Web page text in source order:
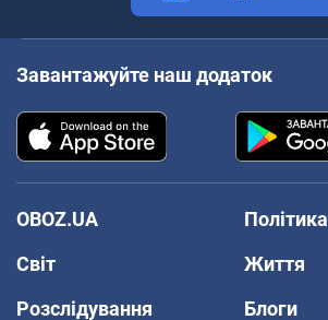
Завантажуйте наш додаток
OBOZ.UA
Політика
Світ
Життя
Розслідування
Блоги